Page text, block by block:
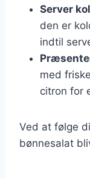
Server
den er
indtil
med
citron for
Ved at følge
bønnesalat